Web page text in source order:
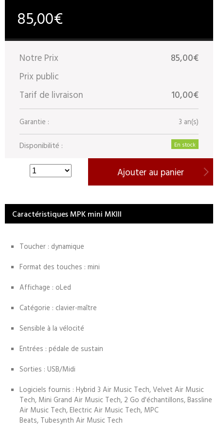
85,00€
Notre Prix
85,00€
Prix public
Tarif de livraison
10,00€
Garantie : 3 an(s)
Disponibilité : En stock
Ajouter au panier
Caractéristiques MPK mini MKIII
Toucher : dynamique
Format des touches : mini
Affichage : oLed
Catégorie : clavier-maître
Sensible à la vélocité
Entrées : pédale de sustain
Sorties : USB/Midi
Logiciels fournis : Hybrid 3 Air Music Tech, Velvet Air Music
Tech, Mini Grand Air Music Tech, 2 Go d'échantillons, Bassline
Air Music Tech, Electric Air Music Tech, MPC
Beats, Tubesynth Air Music Tech